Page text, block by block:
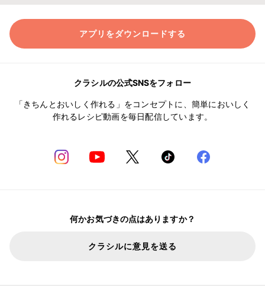
アプリをダウンロードする
クラシルの公式SNSをフォロー
「きちんとおいしく作れる」をコンセプトに、簡単においしく
作れるレシピ動画を毎日配信しています。
何かお気づきの点はありますか？
クラシルに意見を送る